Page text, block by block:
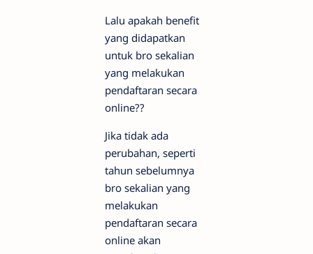
Lalu apakah benefit
yang didapatkan
untuk bro sekalian
yang melakukan
pendaftaran secara
online??
Jika tidak ada
perubahan, seperti
tahun sebelumnya
bro sekalian yang
melakukan
pendaftaran secara
online akan